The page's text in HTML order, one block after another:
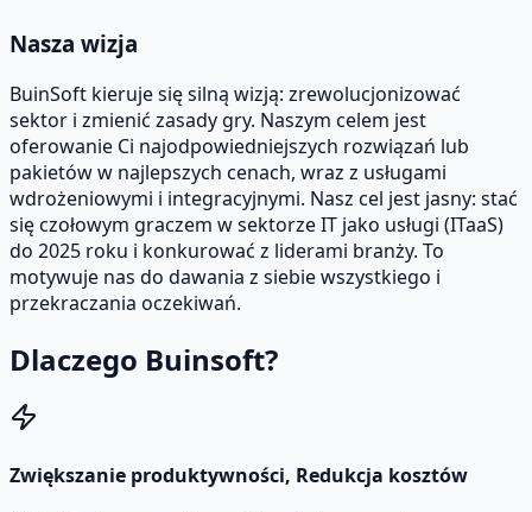
Nasza wizja
BuinSoft kieruje się silną wizją: zrewolucjonizować
sektor i zmienić zasady gry. Naszym celem jest
oferowanie Ci najodpowiedniejszych rozwiązań lub
pakietów w najlepszych cenach, wraz z usługami
wdrożeniowymi i integracyjnymi. Nasz cel jest jasny: stać
się czołowym graczem w sektorze IT jako usługi (ITaaS)
do 2025 roku i konkurować z liderami branży. To
motywuje nas do dawania z siebie wszystkiego i
przekraczania oczekiwań.
Dlaczego Buinsoft?
Zwiększanie produktywności, Redukcja kosztów